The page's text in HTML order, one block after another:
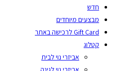
חדש
מבצעים מיוחדים
Gift Card לרכישה באתר
קטלוג
אביזרי נוי לבית